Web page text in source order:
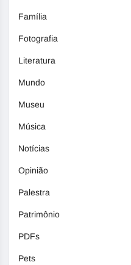
Família
Fotografia
Literatura
Mundo
Museu
Música
Notícias
Opinião
Palestra
Patrimônio
PDFs
Pets